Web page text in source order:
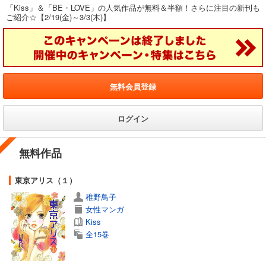
「Kiss」＆「BE・LOVE」の人気作品が無料＆半額！さらに注目の新刊も
ご紹介☆【2/19(金)～3/3(木)】
無料会員登録
ログイン
無料作品
東京アリス（１）
稚野鳥子
女性マンガ
Kiss
全15巻